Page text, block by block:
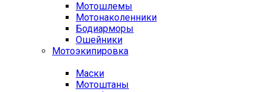
Мотошлемы
Мотонаколенники
Бодиарморы
Ошейники
Мотоэкипировка
Маски
Мотоштаны